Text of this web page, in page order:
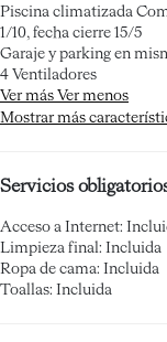
Piscina climatizada
1/10, fecha cierre 15/5
Garaje y parking en
4 Ventiladores
Ver más Ver menos
Mostrar más
Servicios
Acceso a Internet:
Limpieza final: Incluida
Ropa de cama: Incluida
Toallas: Incluida